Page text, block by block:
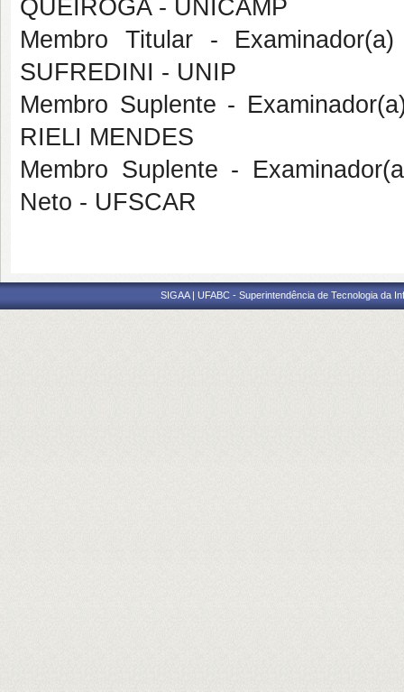
QUEIROGA - UNICAMP
Membro Titular -
SUFREDINI - UNIP
Membro Suplente -
RIELI MENDES
Membro Suplente -
Neto - UFSCAR
SIGAA | UFABC - Superintendência de Tecnologia da